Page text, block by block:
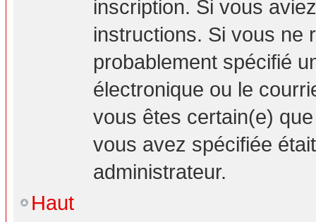
inscription. Si vous
instructions. Si vous ne
probablement spécifié
électronique ou le
vous êtes certain(e)
vous avez spécifiée
administrateur.
Haut